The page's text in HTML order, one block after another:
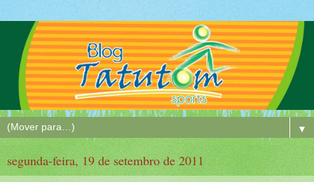
▼
segunda-feira, 19 de setembro de 2011